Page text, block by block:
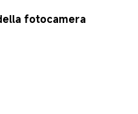
fotocamera